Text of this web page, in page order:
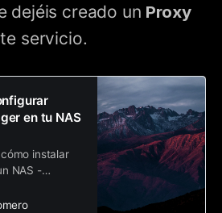
dejéis creado un Proxy
servicio.
en tu NAS
instalar
NAS -